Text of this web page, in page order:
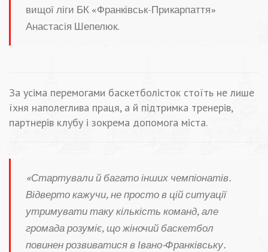
вищої ліги БК «Франківськ-Прикарпаття»
Анастасія Шепелюк.
За усіма перемогами баскетболісток стоїть не лише
їхня наполеглива праця, а й підтримка тренерів,
партнерів клубу і зокрема допомога міста.
«Стартували й багато інших чемпіонатів.
Відверто кажучи, не просто в цій ситуації
утримувати таку кількість команд, але
громада розуміє, що жіночий баскетбол
повинен розвиватися в Івано-Франківську.